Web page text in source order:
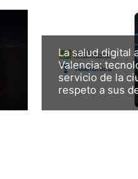
La salud digital
Valencia:
servicio de la
respeto a sus